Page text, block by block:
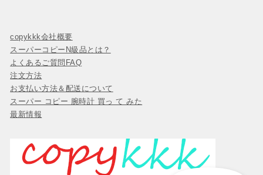
copykkk会社概要
スーパーコピーN級品とは？
よくあるご質問FAQ
注文方法
お支払い方法＆配送について
スーパー コピー 腕時計 買っ て みた
最新情報